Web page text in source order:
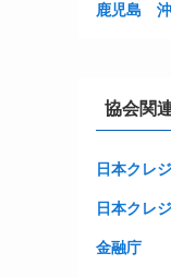
鹿児島
協会関
日本クレ
日本クレ
金融庁